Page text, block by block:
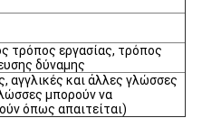
τρόπος εργασίας, τρόπος
δύναμης
αγγλικές και άλλες γλώσσες
μπορούν να
όπως απαιτείται)